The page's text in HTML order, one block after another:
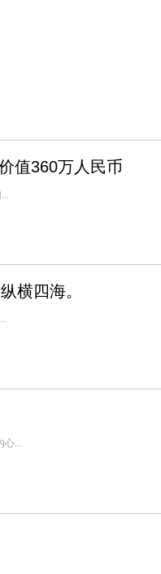
值360万人民币
横四海。
心...